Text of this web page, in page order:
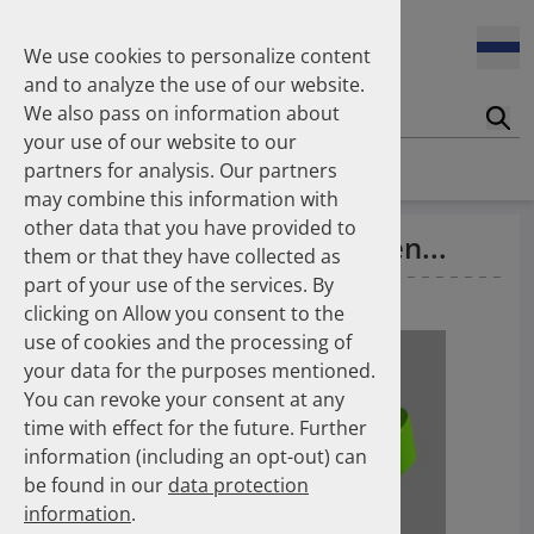
Homepage News Number Of The Month
01.10.2024
Im Jahr 2023 wurden 6 % weniger Opioide pro 1.000
GKV-Versicherte verordnet als im Jahr 2019.
01.09.2024
Im Jahr 2021 wurden 172 % mehr Entlassrezepte zu
Lasten der GKV abgerechnet als im Jahr 2018.
01.08.2024
Im ersten Halbjahr 2023 wurden 21 % weniger
Fixdosiskombinationen für kardiovaskuläre
Erkrankungen in öffentlichen Apotheken abgegeben als
noch im zweiten Halbjahr 2018.
01.07.2024
Im Jahr 2023 wurden 31,8 Mio. Packungen kühlpflichtige
Arzneimittel in öffentlichen Apotheken zu Lasten der
gesetzlichen Krankenversicherung abgegeben.
3 % der Tamoxifenpatienten...
01.04.2010— Eschborn Schüssel K
We use cookies to personalize content
and to analyze the use of our website.
We also pass on information about
your use of our website to our
partners for analysis. Our partners
may combine this information with
other data that you have provided to
them or that they have collected as
part of your use of the services. By
clicking on Allow you consent to the
use of cookies and the processing of
your data for the purposes mentioned.
You can revoke your consent at any
time with effect for the future. Further
information (including an opt-out) can
be found in our data protection
information.